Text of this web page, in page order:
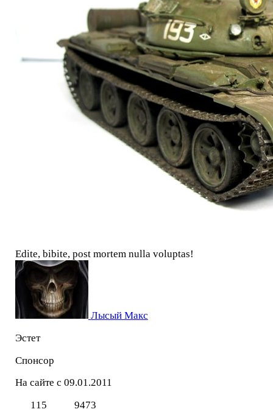
Edite, bibite, post mortem nulla voluptas!
Лысый Макс
Эстет
Спонсор
На сайте с 09.01.2011
115
9473